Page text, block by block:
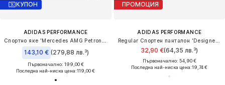
КУПОН
ADIDAS PERFORMANCE
143,10 € (279,88 лв.³)
Първоначално: 199,00 €
Последна най-ниска цена:119,00 €
ПРОМОЦИЯ
ADIDAS PERFORMANCE
32,90 €(64,35 лв.³)
Първоначално: 54,90 €
Последна най-ниска цена:19,74 €